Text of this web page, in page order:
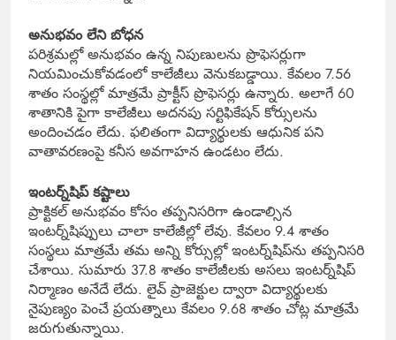
అనుభవం లేని బోధన
పరిశ్రమల్లో అనుభవం ఉన్న నిపుణులను ప్రొఫెసర్లుగా
నియమించుకోవడంలో కాలేజీలు వెనుకబడ్డాయి. కేవలం 7.56
శాతం సంస్థల్లో మాత్రమే ప్రాక్టీస్ ప్రొఫెసర్లు ఉన్నారు. అలాగే 60
శాతానికి పైగా కాలేజీలు అదనపు సర్టిఫికేషన్ కోర్సులను
అందించడం లేదు. ఫలితంగా విద్యార్థులకు ఆధునిక పని
వాతావరణంపై కనీస అవగాహన ఉండటం లేదు.
ఇంటర్న్‌షిప్ కష్టాలు
ప్రాక్టికల్ అనుభవం కోసం తప్పనిసరిగా ఉండాల్సిన
ఇంటర్న్‌షిప్పులు చాలా కాలేజీల్లో లేవు. కేవలం 9.4 శాతం
సంస్థలు మాత్రమే తమ అన్ని కోర్సుల్లో ఇంటర్న్‌షిప్‌ను తప్పనిసరి
చేశాయి. సుమారు 37.8 శాతం కాలేజీలకు అసలు ఇంటర్న్‌షిప్
నిర్మాణం అనేదే లేదు. లైవ్ ప్రాజెక్టుల ద్వారా విద్యార్థులకు
నైపుణ్యం పెంచే ప్రయత్నాలు కేవలం 9.68 శాతం చోట్ల మాత్రమే
జరుగుతున్నాయి.